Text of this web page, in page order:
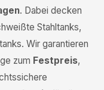
. Dabei decken
Stahltanks,
Wir garantieren
zum Festpreis,